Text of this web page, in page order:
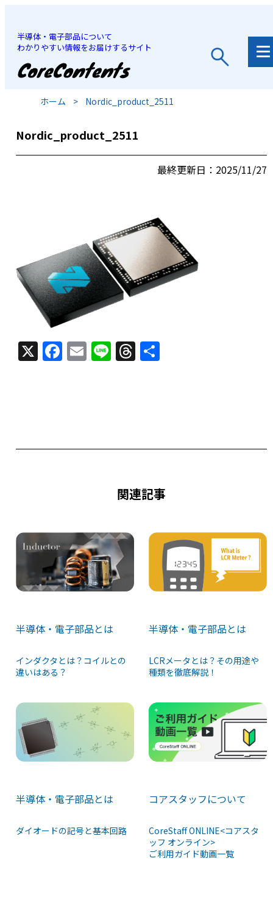
半導体・電子部品について
わかりやすい情報をお届けするサイト
JP
ホーム > Nordic_product_2511
Nordic_product_2511
最終更新日：2025/11/27
X F
a
o
E
m
Li
n
T
h
s
関連記事
半導体・電子部品とは
インダクタとは？コイルとの
違いはある？
半導体・電子部品とは
LCRメータとは？その用途や
種類を徹底解説！
半導体・電子部品とは
ダイオードの記号と基本回路
コアスタッフについて
CoreStaff ONLINE<コアスタ
ッフ オンライン>
ご利用ガイド動画一覧